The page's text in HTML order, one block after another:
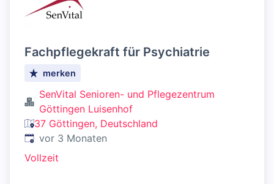
Fachpflegekraft für Psychiatrie
merken
SenVital Senioren- und Pflegezentrum
Göttingen Luisenhof
37 Göttingen, Deutschland
Veröffentlicht:
vor 3 Monaten
Vollzeit